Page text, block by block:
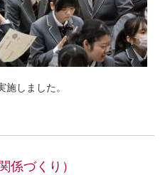
しました。
係づくり）